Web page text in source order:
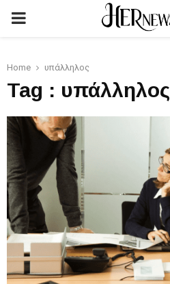
PRIMARY
Home υπάλληλος
Tag : υπάλληλος